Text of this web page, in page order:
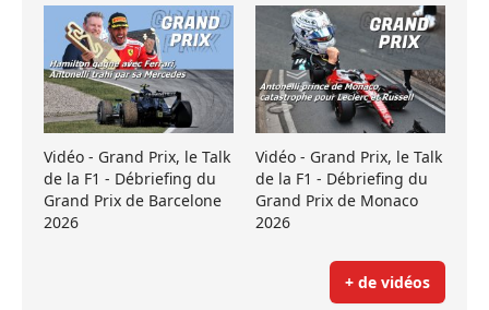
Vidéo - Grand Prix, le Talk
de la F1 - Débriefing du
Grand Prix de Barcelone
2026
Vidéo - Grand Prix, le Talk
de la F1 - Débriefing du
Grand Prix de Monaco
2026
+ de vidéos